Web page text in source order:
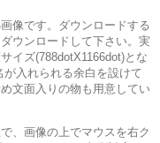
像です。ダウンロードする
ウンロードして下さい。実
イズ(788dotX1166dot)とな
入れられる余白を設けて
文面入りの物も用意してい
、画像の上でマウスを右ク